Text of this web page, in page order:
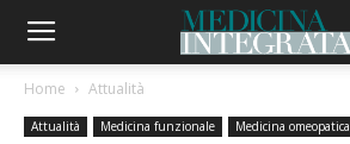
Home Attualità
Attualità Medicina funzionale Medicina omeopatica